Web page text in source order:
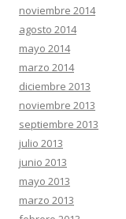
noviembre 2014
agosto 2014
mayo 2014
marzo 2014
diciembre 2013
noviembre 2013
septiembre 2013
julio 2013
junio 2013
mayo 2013
marzo 2013